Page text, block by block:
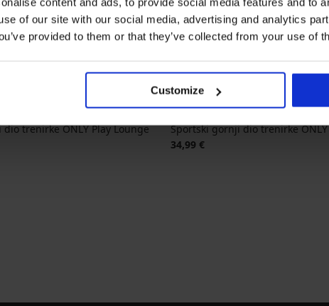
of our site with our social media, advertising and analytics
provided to them or that they’ve collected from your use of
Customize
trenirke ONLY Play Lounge
Sportski gornji dio trenirke
34,99 €